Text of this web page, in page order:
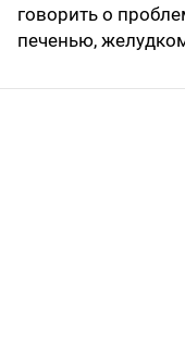
говорить о
печенью,